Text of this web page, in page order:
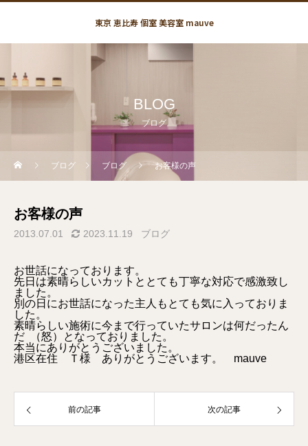
東京 恵比寿 個室 美容室 mauve
BLOG
ブログ
ブログ ブログ お客様の声
お客様の声
2013.07.01 2023.11.19 ブログ
お世話になっております。
先日は素晴らしいカットととても丁寧な対応で感激致し
ました。
別の日にお世話になった主人もとても気に入っておりま
した。
素晴らしい施術に今まで行っていたサロンは何だったん
だ （怒）となっておりました。
本当にありがとうございました。
港区在住 Ｔ様 ありがとうございます。 mauve
前の記事 次の記事